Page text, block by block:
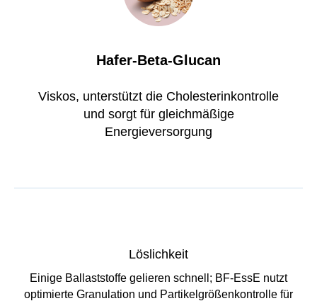
Hafer-Beta-Glucan
Viskos, unterstützt die Cholesterinkontrolle
und sorgt für gleichmäßige
Energieversorgung
Löslichkeit
Einige Ballaststoffe gelieren schnell; BF-EssE nutzt
optimierte Granulation und Partikelgrößenkontrolle für